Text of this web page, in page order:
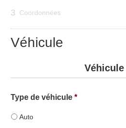
3 Coordonnées
Véhicule
Véhicule
Type de véhicule *
Auto